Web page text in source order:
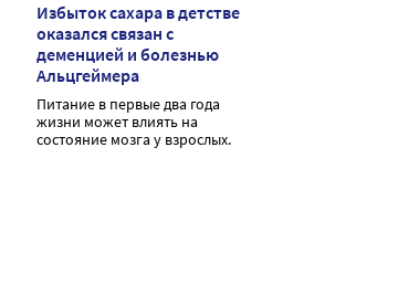
Избыток сахара в детстве
оказался связан с
деменцией и болезнью
Альцгеймера
Питание в первые два года
жизни может влиять на
состояние мозга у взрослых.